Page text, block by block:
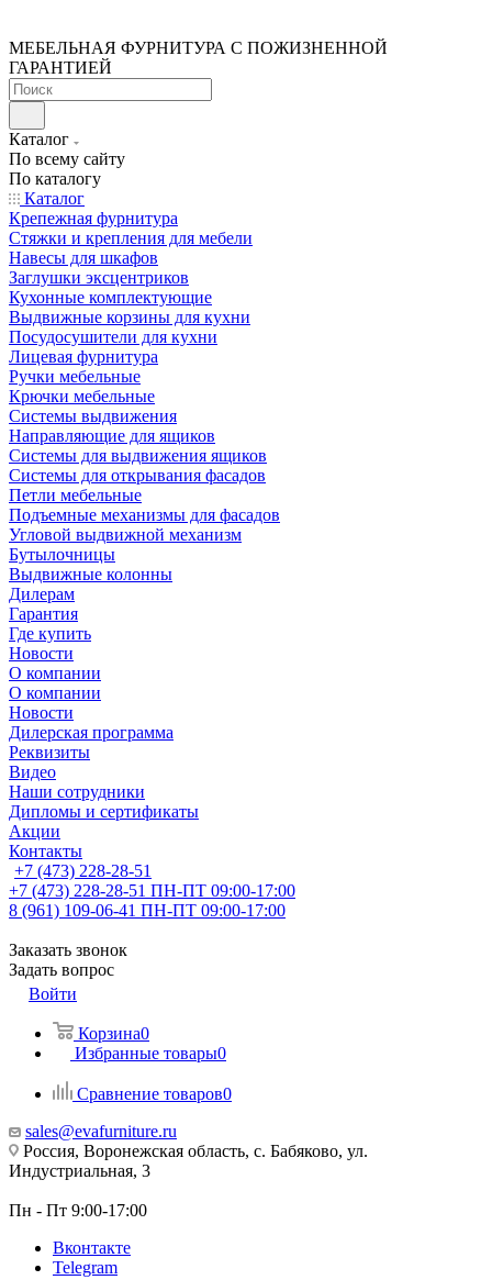
МЕБЕЛЬНАЯ ФУРНИТУРА С ПОЖИЗНЕННОЙ
ГАРАНТИЕЙ
Каталог
По всему сайту
По каталогу
Каталог
Крепежная фурнитура
Стяжки и крепления для мебели
Навесы для шкафов
Заглушки эксцентриков
Кухонные комплектующие
Выдвижные корзины для кухни
Посудосушители для кухни
Лицевая фурнитура
Ручки мебельные
Крючки мебельные
Системы выдвижения
Направляющие для ящиков
Системы для выдвижения ящиков
Системы для открывания фасадов
Петли мебельные
Подъемные механизмы для фасадов
Угловой выдвижной механизм
Бутылочницы
Выдвижные колонны
Дилерам
Гарантия
Где купить
Новости
О компании
О компании
Новости
Дилерская программа
Реквизиты
Видео
Наши сотрудники
Дипломы и сертификаты
Акции
Контакты
+7 (473) 228-28-51
+7 (473) 228-28-51 ПН-ПТ 09:00-17:00
8 (961) 109-06-41 ПН-ПТ 09:00-17:00
Заказать звонок
Задать вопрос
Войти
Корзина0
Избранные товары0
Сравнение товаров0
sales@evafurniture.ru
Россия, Воронежская область, с. Бабяково, ул.
Индустриальная, 3
Пн - Пт 9:00-17:00
Вконтакте
Telegram